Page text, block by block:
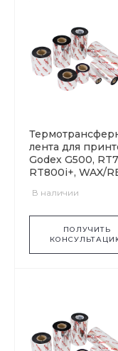
лента для
Godex G500,
RT800i+, WAX/
В наличии
ПОЛУЧИТЬ